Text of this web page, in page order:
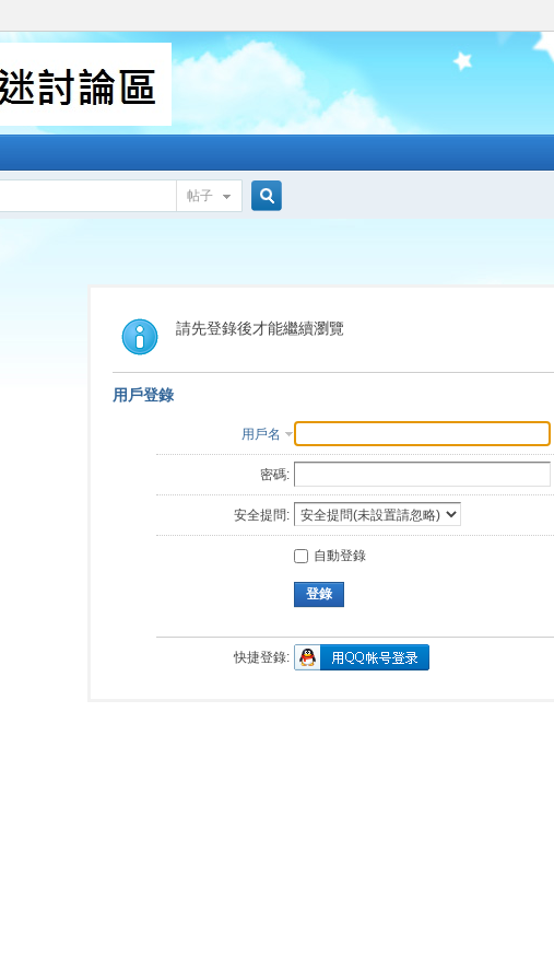
帖子
索
請先登錄後才能繼續瀏覽
用戶登錄
用戶名
密碼:
安全提問:
自動登錄
登錄
快捷登錄: